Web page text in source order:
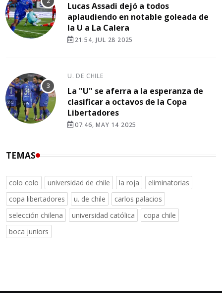
Lucas Assadi dejó a todos
aplaudiendo en notable goleada de
la U a La Calera
21:54, JUL 28 2025
U. DE CHILE
La "U" se aferra a la esperanza de
clasificar a octavos de la Copa
Libertadores
07:46, MAY 14 2025
TEMAS
colo colo universidad de chile la roja
eliminatorias
copa libertadores
u. de chile
carlos palacios
selección chilena
universidad católica
copa chile
boca juniors